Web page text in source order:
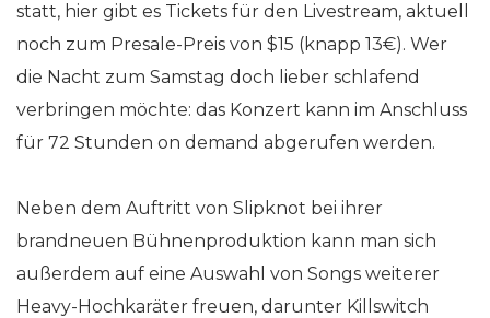
statt, hier gibt es Tickets für den Livestream, aktuell
noch zum Presale-Preis von $15 (knapp 13€). Wer
die Nacht zum Samstag doch lieber schlafend
verbringen möchte: das Konzert kann im Anschluss
für 72 Stunden on demand abgerufen werden.
Neben dem Auftritt von Slipknot bei ihrer
brandneuen Bühnenproduktion kann man sich
außerdem auf eine Auswahl von Songs weiterer
Heavy-Hochkaräter freuen, darunter Killswitch